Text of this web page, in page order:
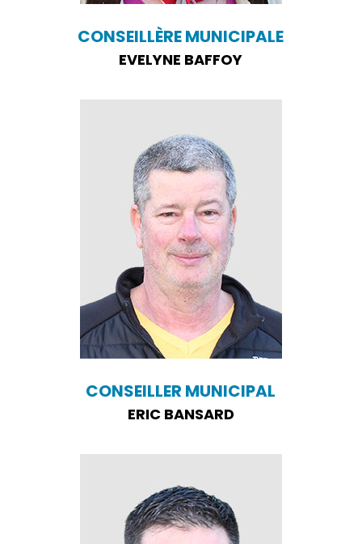
CONSEILLÈRE MUNICIPALE
EVELYNE BAFFOY
CONSEILLER MUNICIPAL
ERIC BANSARD